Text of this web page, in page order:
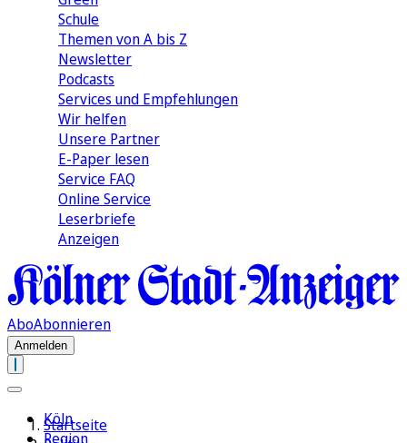
Schule
Themen von A bis Z
Newsletter
Podcasts
Services und Empfehlungen
Wir helfen
Unsere Partner
E-Paper lesen
Service FAQ
Online Service
Leserbriefe
Anzeigen
AboAbonnieren
Anmelden
Köln
Region
Startseite